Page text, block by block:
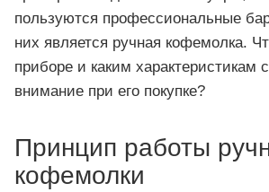
пользуются профессиональные
них является ручная кофемолка.
приборе и каким характеристикам
внимание при его покупке?
Принцип работы
кофемолки